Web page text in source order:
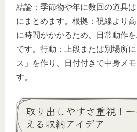
結論：季節物や年に数回の道具
にまとめます。根拠：視線より
に時間がかかるため、日常動作
です。行動：上段または別場所
ス」を作り、日付付きで中身メ
す。
取り出しやすさ重視！
える収納アイデア